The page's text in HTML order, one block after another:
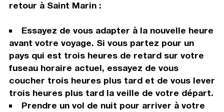
retour à Saint Marin :
Essayez de vous adapter à la nouvelle heure
avant votre voyage. Si vous partez pour un
pays qui est trois heures de retard sur votre
fuseau horaire actuel, essayez de vous
coucher trois heures plus tard et de vous lever
trois heures plus tard la veille de votre départ.
Prendre un vol de nuit pour arriver à votre